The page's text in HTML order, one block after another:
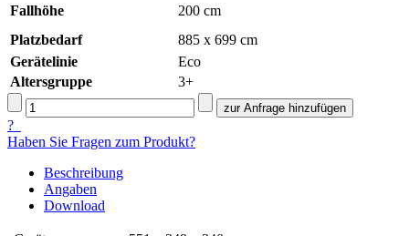
Fallhöhe
200 cm
Platzbedarf
885 x 699 cm
Gerätelinie
Eco
Altersgruppe
3+
?
Haben Sie Fragen zum Produkt?
Beschreibung
Angaben
Download